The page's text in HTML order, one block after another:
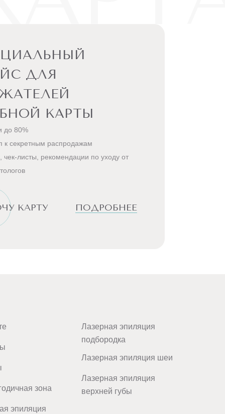
ДЛЯ
КАРТЫ
до 80%
к секретным распродажам
чек-листы, рекомендации по уходу от
КАРТУ ПОДРОБНЕЕ
зона
эпиляция
Лазерная эпиляция
подбородка
Лазерная эпиляция шеи
Лазерная эпиляция
верхней губы